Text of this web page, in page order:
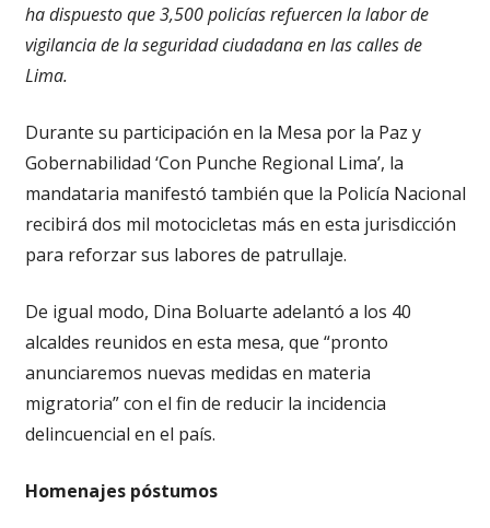
ha dispuesto que 3,500 policías refuercen la labor de
vigilancia de la seguridad ciudadana en las calles de
Lima.
Durante su participación en la Mesa por la Paz y
Gobernabilidad ‘Con Punche Regional Lima’, la
mandataria manifestó también que la Policía Nacional
recibirá dos mil motocicletas más en esta jurisdicción
para reforzar sus labores de patrullaje.
De igual modo, Dina Boluarte adelantó a los 40
alcaldes reunidos en esta mesa, que “pronto
anunciaremos nuevas medidas en materia
migratoria” con el fin de reducir la incidencia
delincuencial en el país.
Homenajes póstumos